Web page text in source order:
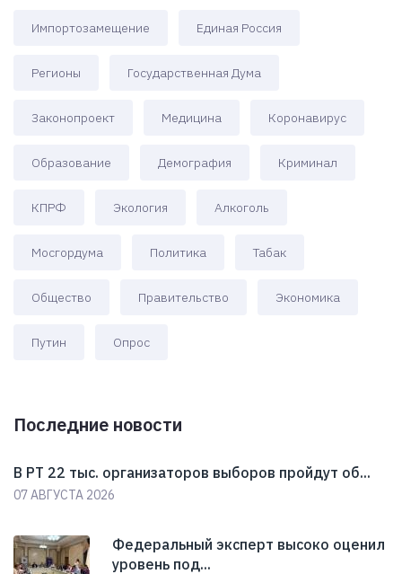
Импортозамещение Единая Россия
Регионы Государственная Дума
Законопроект Медицина Коронавирус
Образование Демография Криминал
КПРФ Экология Алкоголь
Мосгордума Политика Табак
Общество Правительство Экономика
Путин Опрос
Последние новости
В РТ 22 тыс. организаторов выборов пройдут об...
07 АВГУСТА 2026
Федеральный эксперт высоко оценил
уровень под...